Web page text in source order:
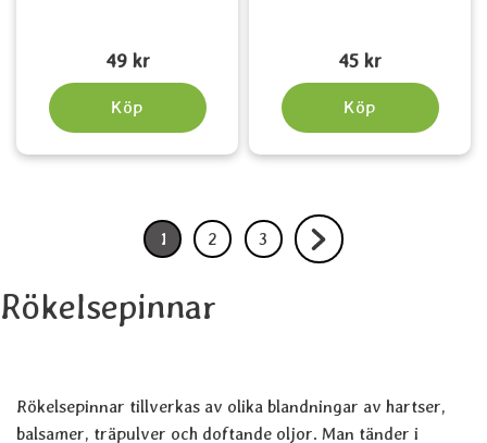
49 kr
Köp
45 kr
Köp
Nuvarande sida , sidan
1
Gå till sidan
2
Gå till sidan
3
Gå till nästa sida
Rökelsepinnar
Rökelsepinnar tillverkas av olika blandningar av hartser,
balsamer, träpulver och doftande oljor. Man tänder i